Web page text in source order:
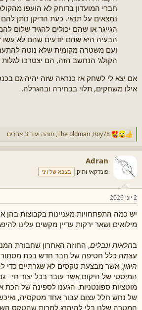
חברי המועדון בדוחק לא הועפו
נמצאים על תנאי. כעת הדיקן נותן
הגייגר או שהם יכולים להגיד שלום
הבעיה היא שהם יודעים שהם לא עשו
ועם משטרה מקומית שלא נוטה
הקולג' הנחשב הזה, הם יצטרכו
אם יצא לי לשחק אז כנראה שזה יהיה גם
אילו משחקים, תלוי בבחירה ובהגרלה.
ר
ג
ש
ת
:
Roy78
,
The oldman
, תוהה ועוד 3 אחרים
Adran
פונדקאי ותיק בצבא של ויני
2 יוני 2026
יש כמה התפתחויות מעניינות בקבוצות בהן
מילואים ושאר ירקות עדיין מקשים עלינו
בחלאות ונבלים, החוזה האחרון שחבורת
עצמה כלל חטיפה של חבר חדש בכת
היגון, אשר מבצעת טקסים לא שגרתיים כדי
המיסטי של היקום אשר עובר בכל יצור חי -
מוטציות ספונטניות. הגענו לספינה של הכת
של נחש חלל עצום עבור אחד מטקסיה,
המטרה שלנו בלי להיהרג למרות שהטקס